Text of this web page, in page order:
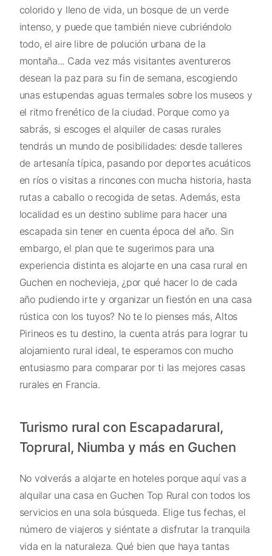
colorido y lleno de vida, un bosque de un verde
intenso, y puede que también nieve cubriéndolo
todo, el aire libre de polución urbana de la
montaña... Cada vez más visitantes aventureros
desean la paz para su fin de semana, escogiendo
unas estupendas aguas termales sobre los museos y
el ritmo frenético de la ciudad. Porque como ya
sabrás, si escoges el alquiler de casas rurales
tendrás un mundo de posibilidades: desde talleres
de artesanía típica, pasando por deportes acuáticos
en ríos o visitas a rincones con mucha historia, hasta
rutas a caballo o recogida de setas. Además, esta
localidad es un destino sublime para hacer una
escapada sin tener en cuenta época del año. Sin
embargo, el plan que te sugerimos para una
experiencia distinta es alojarte en una casa rural en
Guchen en nochevieja, ¿por qué hacer lo de cada
año pudiendo irte y organizar un fiestón en una casa
rústica con los tuyos? No te lo pienses más, Altos
Pirineos es tu destino, la cuenta atrás para lograr tu
alojamiento rural ideal, te esperamos con mucho
entusiasmo para comparar por ti las mejores casas
rurales en Francia.
Turismo rural con Escapadarural,
Toprural, Niumba y más en Guchen
No volverás a alojarte en hoteles porque aquí vas a
alquilar una casa en Guchen Top Rural con todos los
servicios en una sola búsqueda. Elige tus fechas, el
número de viajeros y siéntate a disfrutar la tranquila
vida en la naturaleza. Qué bien que haya tantas